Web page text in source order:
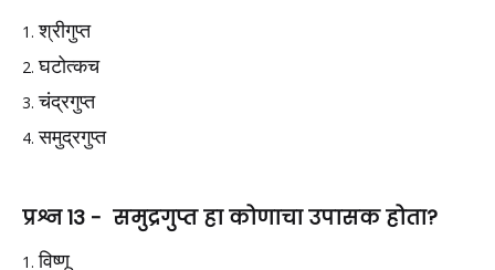
श्रीगुप्त
घटोत्कच
चंद्रगुप्त
समुद्रगुप्त
प्रश्न 13 - समुद्रगुप्त हा कोणाचा उपासक होता?
विष्णू